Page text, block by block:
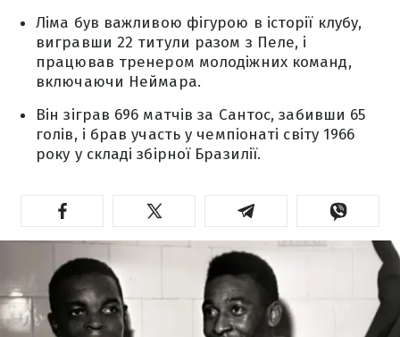
Ліма був важливою фігурою в історії клубу,
вигравши 22 титули разом з Пеле, і
працював тренером молодіжних команд,
включаючи Неймара.
Він зіграв 696 матчів за Сантос, забивши 65
голів, і брав участь у чемпіонаті світу 1966
року у складі збірної Бразилії.